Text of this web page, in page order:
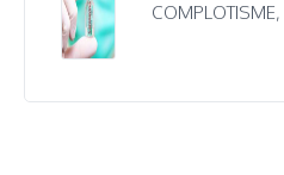
COMPLOTISME,